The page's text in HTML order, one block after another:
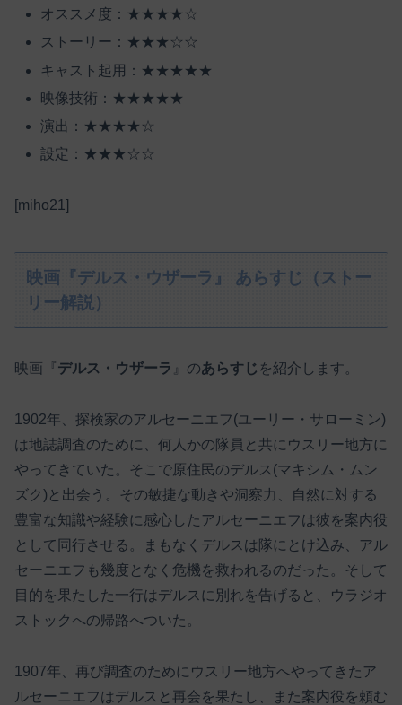
オススメ度：★★★★☆
ストーリー：★★★☆☆
キャスト起用：★★★★★
映像技術：★★★★★
演出：★★★★☆
設定：★★★☆☆
[miho21]
映画『デルス・ウザーラ』 あらすじ（ストー
リー解説）
映画『デルス・ウザーラ 』のあらすじ を紹介します。
1902年、探検家のアルセーニエフ(ユーリー・サローミン)
は地誌調査のために、何人かの隊員と共にウスリー地方に
やってきていた。そこで原住民のデルス(マキシム・ムン
ズク)と出会う。その敏捷な動きや洞察力、自然に対する
豊富な知識や経験に感心したアルセーニエフは彼を案内役
として同行させる。まもなくデルスは隊にとけ込み、アル
セーニエフも幾度となく危機を救われるのだった。そして
目的を果たした一行はデルスに別れを告げると、ウラジオ
ストックへの帰路へついた。
1907年、再び調査のためにウスリー地方へやってきたア
ルセーニエフはデルスと再会を果たし、また案内役を頼む